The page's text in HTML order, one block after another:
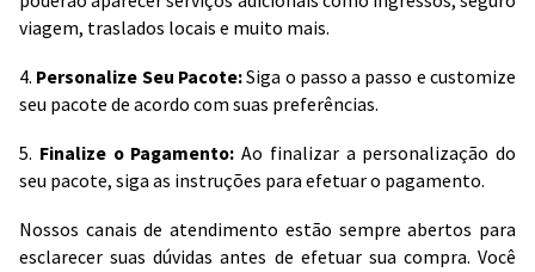
viagem, traslados locais e muito mais.
4. Personalize Seu Pacote:Siga o passo a passo e customize
seu pacote de acordo com suas preferências.
5. Finalize o Pagamento: Ao finalizar a personalização do
seu pacote, siga as instruções para efetuar o pagamento.
Nossos canais de atendimento estão sempre abertos para
esclarecer suas dúvidas antes de efetuar sua compra. Você